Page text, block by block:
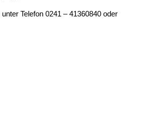
Telefon 0241 – 41360840 oder